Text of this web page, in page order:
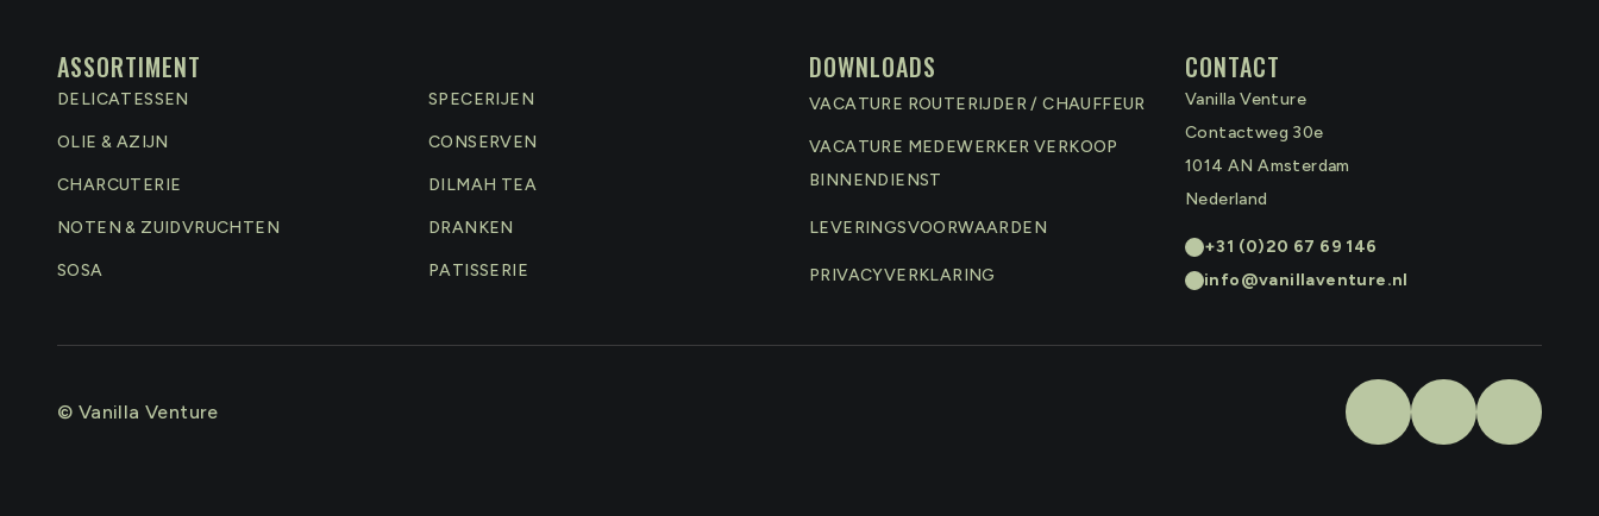
ASSORTIMENT
DELICATESSEN SPECERIJEN
OLIE & AZIJN CONSERVEN
CHARCUTERIE DILMAH TEA
NOTEN & ZUIDVRUCHTEN DRANKEN
SOSA PATISSERIE
DOWNLOADS
VACATURE ROUTERIJDER / CHAUFFEUR
VACATURE MEDEWERKER VERKOOP
BINNENDIENST
LEVERINGSVOORWAARDEN
PRIVACYVERKLARING
CONTACT
Vanilla Venture
Contactweg 30e
1014 AN Amsterdam
Nederland
+31 (0)20 67 69 146
info@vanillaventure.nl
© Vanilla Venture